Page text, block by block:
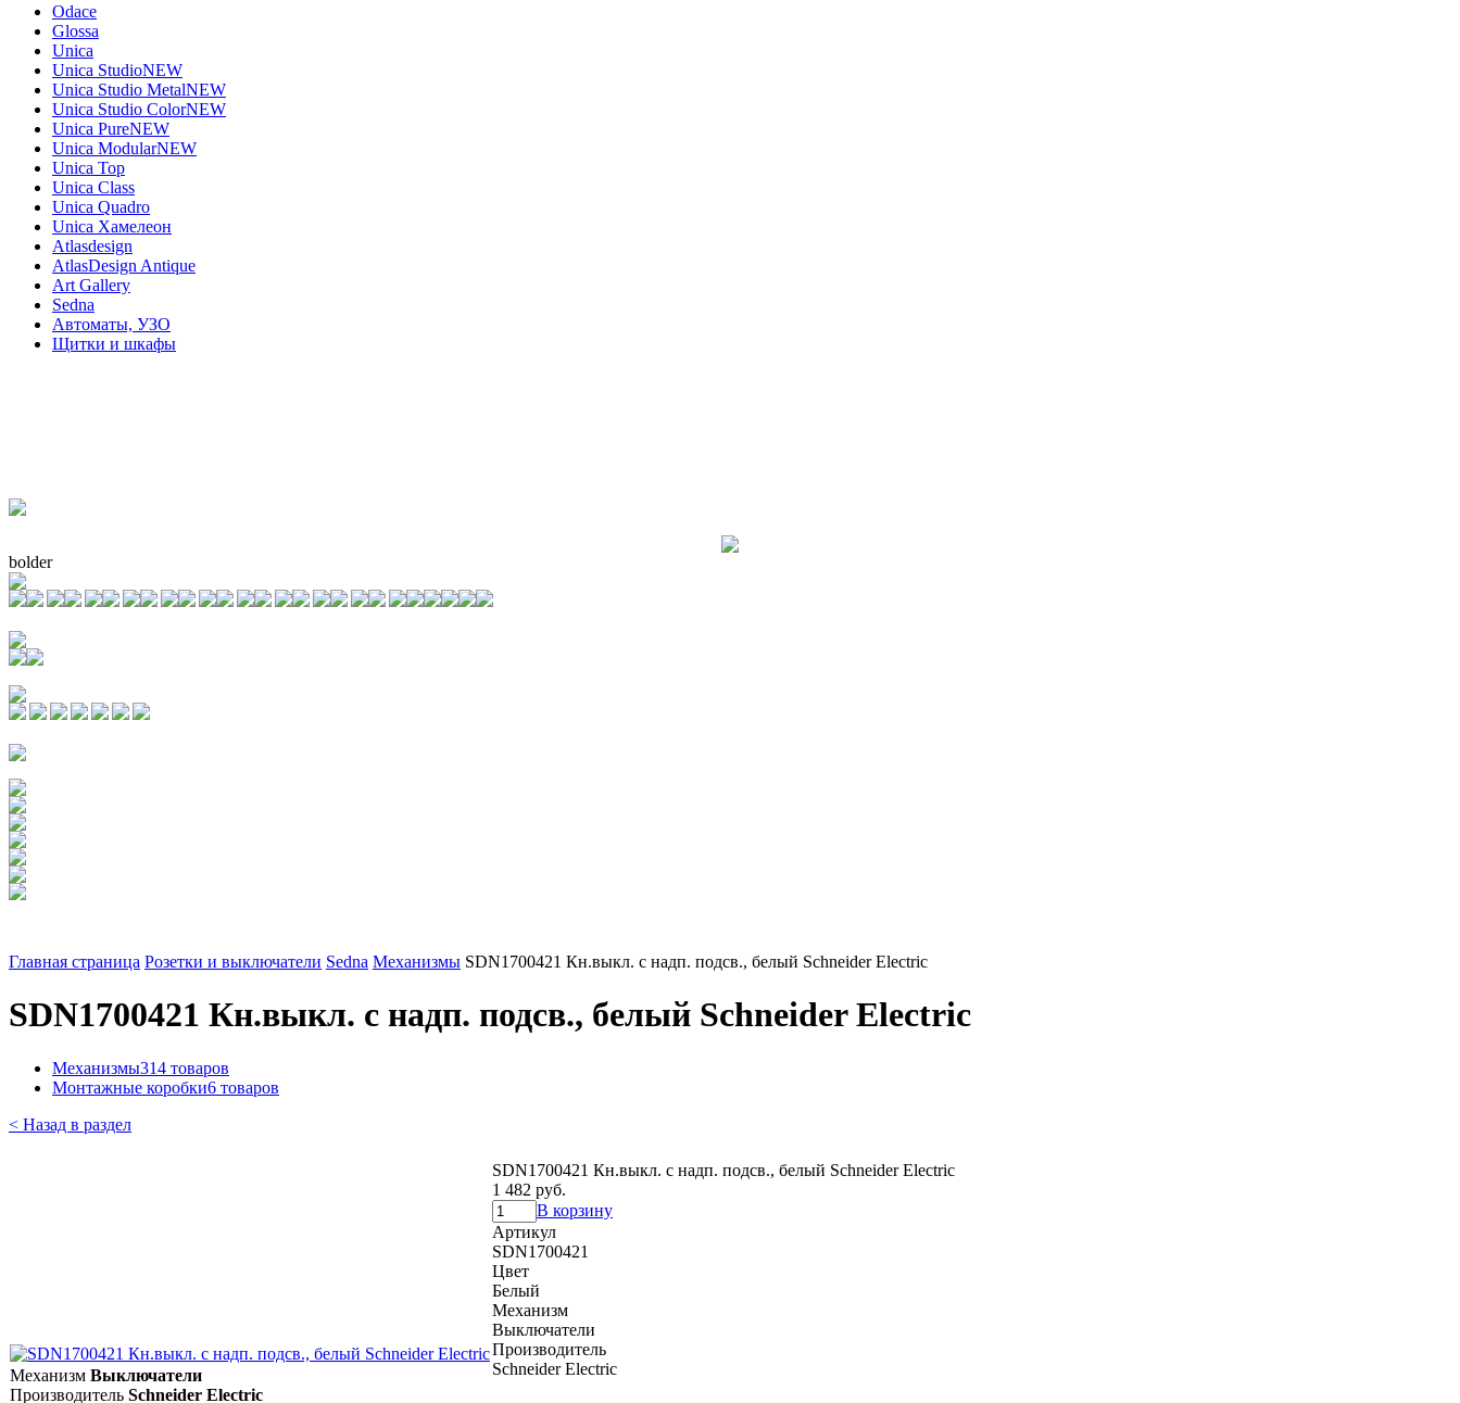
Odace
Glossa
Unica
Unica StudioNEW
Unica Studio MetalNEW
Unica Studio ColorNEW
Unica PureNEW
Unica ModularNEW
Unica Top
Unica Class
Unica Quadro
Unica Хамелеон
Atlasdesign
AtlasDesign Antique
Art Gallery
Sedna
Автоматы, УЗО
Щитки и шкафы
bolder
Главная страница Розетки и выключатели Sedna Механизмы SDN1700421 Кн.выкл. с надп. подсв., белый Schneider Electric
SDN1700421 Кн.выкл. с надп. подсв., белый Schneider Electric
Механизмы314 товаров
Монтажные коробки6 товаров
< Назад в раздел
SDN1700421 Кн.выкл. с надп. подсв., белый Schneider Electric
1 482 руб.
В корзину
Артикул
SDN1700421
Цвет
Белый
Механизм
Выключатели
Производитель
Schneider Electric
Механизм Выключатели
Производитель Schneider Electric